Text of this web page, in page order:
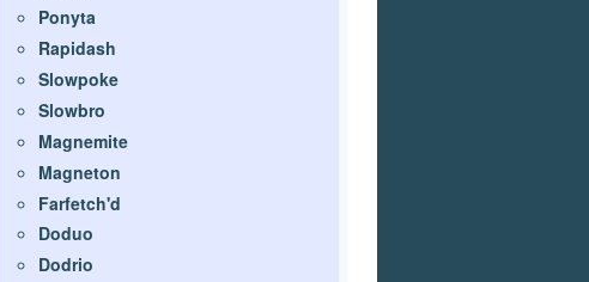
Ponyta
Rapidash
Slowpoke
Slowbro
Magnemite
Magneton
Farfetch'd
Doduo
Dodrio